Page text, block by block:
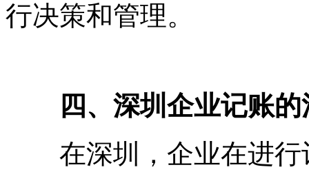
行决策和管理。
四、深圳企业记账的
在深圳，企业在进行